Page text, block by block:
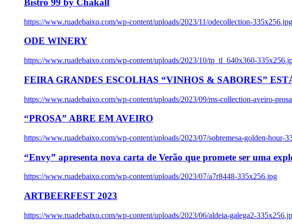
Bistro 99 by Chakall
https://www.ruadebaixo.com/wp-content/uploads/2023/11/odecollection-335x256.jpg
ODE WINERY
https://www.ruadebaixo.com/wp-content/uploads/2023/10/tp_tl_640x360-
FEIRA GRANDES ESCOLHAS “VINHOS & SABORES”
https://www.ruadebaixo.com/wp-content/uploads/2023/09/ms-collection-aveiro-
“PROSA” ABRE EM AVEIRO
https://www.ruadebaixo.com/wp-content/uploads/2023/07/sobremesa-golden-hour-
“Envy” apresenta nova carta de Verão que promete ser uma
https://www.ruadebaixo.com/wp-content/uploads/2023/07/a7r8448-335x256.jpg
ARTBEERFEST 2023
https://www.ruadebaixo.com/wp-content/uploads/2023/06/aldeia-galega2-